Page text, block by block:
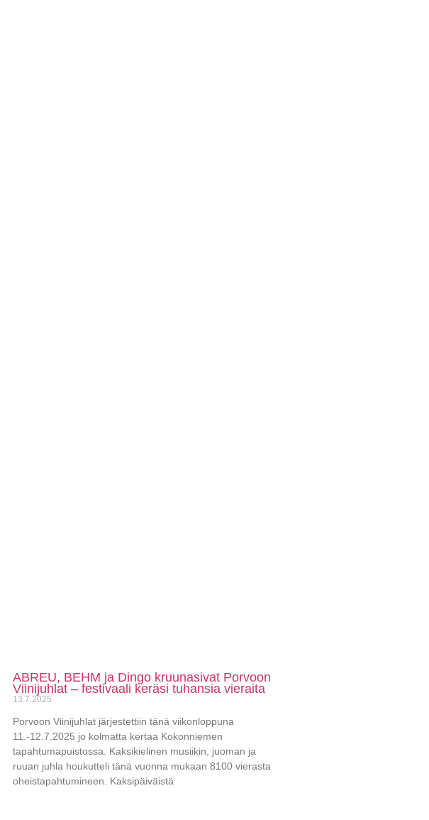
ABREU, BEHM ja Dingo kruunasivat Porvoon
Viinijuhlat – festivaali keräsi tuhansia vieraita
13.7.2025
Porvoon Viinijuhlat järjestettiin tänä viikonloppuna
11.-12.7.2025 jo kolmatta kertaa Kokonniemen
tapahtumapuistossa. Kaksikielinen musiikin, juoman ja
ruuan juhla houkutteli tänä vuonna mukaan 8100 vierasta
oheistapahtumineen. Kaksipäiväistä